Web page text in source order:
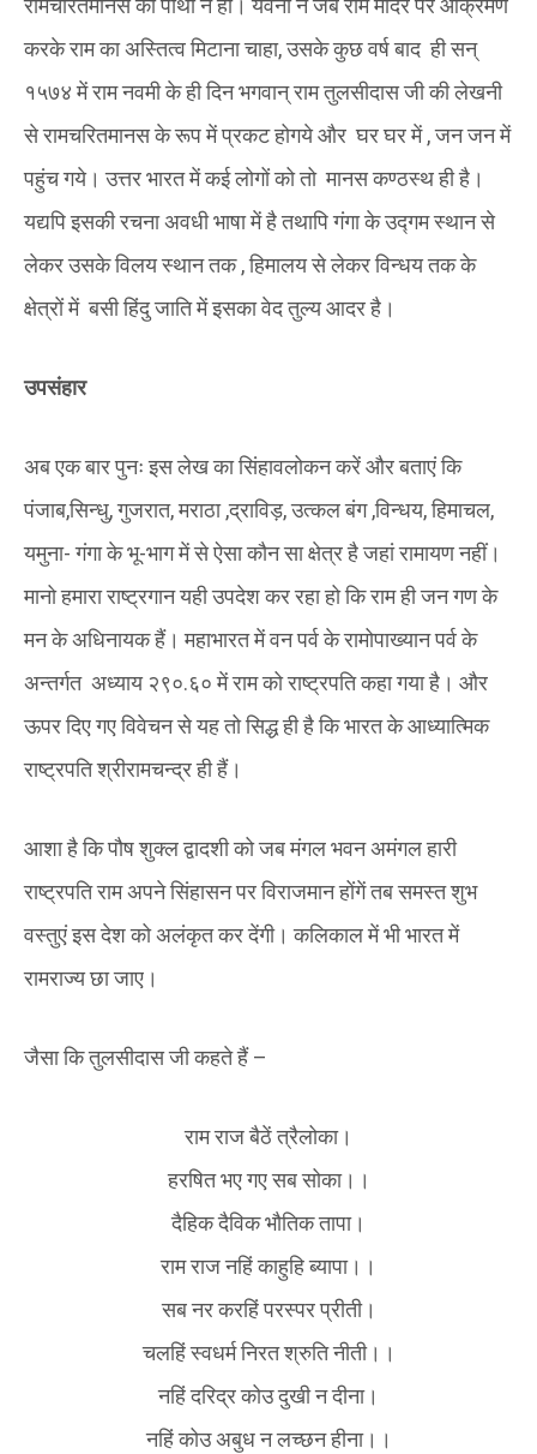
रामचरितमानस की पोथी न हो। यवनों ने जब राम मंदिर पर आक्रमण
करके राम का अस्तित्व मिटाना चाहा, उसके कुछ वर्ष बाद ही सन्
१५७४ में राम नवमी के ही दिन भगवान्‌ राम तुलसीदास जी की लेखनी
से रामचरितमानस के रूप में प्रकट होगये और घर घर में , जन जन में
पहुंच गये। उत्तर भारत में कई लोगों को तो मानस कण्ठस्थ ही है।
यद्यपि इसकी रचना अवधी भाषा में है तथापि गंगा के उद्गम स्थान से
लेकर उसके विलय स्थान तक , हिमालय से लेकर विन्धय तक के
क्षेत्रों में बसी हिंदु जाति में इसका वेद तुल्य आदर है।
उपसंहार
अब एक बार पुनः इस लेख का सिंहावलोकन करें और बताएं कि
पंजाब,सिन्धु, गुजरात, मराठा ,द्राविड़, उत्कल बंग ,विन्धय, हिमाचल,
यमुना- गंगा के भू-भाग में से ऐसा कौन सा क्षेत्र है जहां रामायण नहीं।
मानो हमारा राष्ट्रगान यही उपदेश कर रहा हो‌ कि राम ही जन गण के
मन के अधिनायक हैं। महाभारत में वन पर्व के रामोपाख्यान पर्व के
अन्तर्गत अध्याय २९०.६० में राम को राष्ट्रपति कहा गया है। और
ऊपर दिए गए विवेचन से यह तो सिद्ध ही है कि भारत के आध्यात्मिक
राष्ट्रपति श्रीरामचन्द्र ही हैं।
आशा है कि पौष शुक्ल द्वादशी को जब मंगल भवन अमंगल हारी
राष्ट्रपति राम अपने सिंहासन पर विराजमान होंगें तब समस्त शुभ
वस्तुएं इस देश को अलंकृत कर देंगी। कलिकाल में भी भारत में
रामराज्य छा जाए।
जैसा कि तुलसीदास जी कहते हैं –
राम राज बैठें त्रैलोका।
हरषित भए गए सब सोका।।
दैहिक दैविक भौतिक तापा।
राम राज नहिं काहुहि ब्यापा।।
सब नर करहिं परस्पर प्रीती।
चलहिं स्वधर्म निरत श्रुति नीती।।
नहिं दरिद्र कोउ दुखी न दीना।
नहिं कोउ अबुध न लच्छन हीना।।